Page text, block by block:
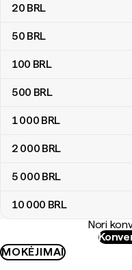
20 BRL
50 BRL
100 BRL
500 BRL
1 000 BRL
2 000 BRL
5 000 BRL
10 000 BRL
Nori
MOKĖJIMAI